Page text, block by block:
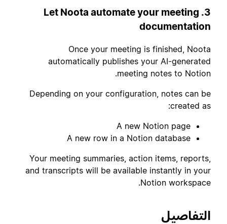
3. Let Noota automate your meeting
documentation
Once your meeting is finished, Noota
automatically publishes your AI-generated
meeting notes to Notion.
Depending on your configuration, notes can be
created as:
A new Notion page
A new row in a Notion database
Your meeting summaries, action items, reports,
and transcripts will be available instantly in your
Notion workspace.
التفاصيل